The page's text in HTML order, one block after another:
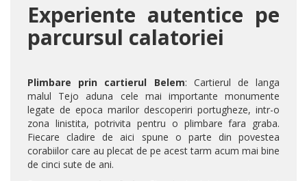
Experiente autentice pe
parcursul calatoriei
Plimbare prin cartierul Belem: Cartierul de langa
malul Tejo aduna cele mai importante monumente
legate de epoca marilor descoperiri portugheze, intr-o
zona linistita, potrivita pentru o plimbare fara graba.
Fiecare cladire de aici spune o parte din povestea
corabiilor care au plecat de pe acest tarm acum mai bine
de cinci sute de ani.